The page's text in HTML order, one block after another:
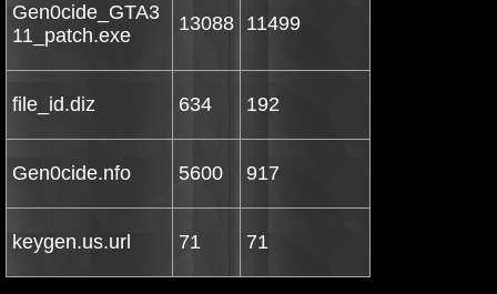
Gen0cide_GTA3
11_patch.exe
13088 11499
file_id.diz 634 192
Gen0cide.nfo 5600 917
keygen.us.url 71 71